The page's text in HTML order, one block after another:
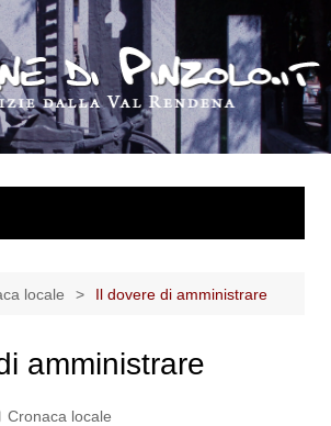
locale Il dovere di amministrare
amministrare
Cronaca locale